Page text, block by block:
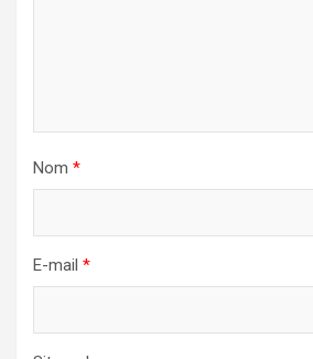
Nom *
E-mail *